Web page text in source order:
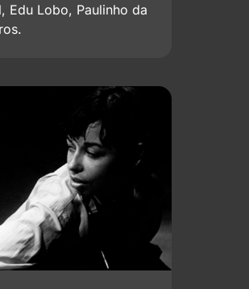
Edu Lobo, Paulinho da